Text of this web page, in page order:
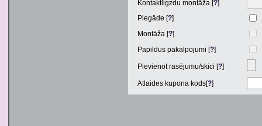
Kontaktligzdu montāža [?]
Piegāde [?]
Montāža [?]
Papildus pakalpojumi [?]
Pievienot rasējumu/skici [?]
Atlaides kupona kods[?]